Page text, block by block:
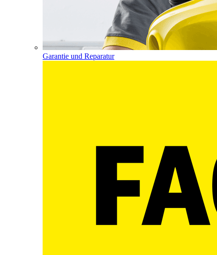
Garantie und Reparatur